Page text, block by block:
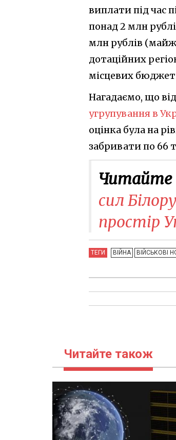
виплати під час
понад 2 млн
млн рублів
дотаційних
місцевих
Нагадаємо, що
угрупування в
оцінка була на
забривати по 66
сил
простір
ТЕГИ ВІЙНА ВІЙСЬКОВІ
Читайте також